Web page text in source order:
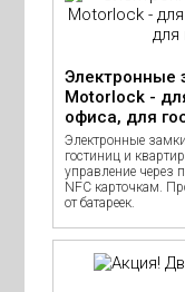
Электронные
Motorlock -
офиса, для
Электронные
гостиниц и
управление через
NFC карточкам.
от батареек.